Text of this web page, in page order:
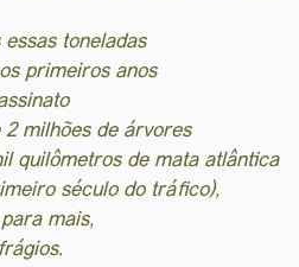
toneladas
primeiros anos
milhões de árvores
quilômetros de mata atlântica
século do tráfico),
mais,